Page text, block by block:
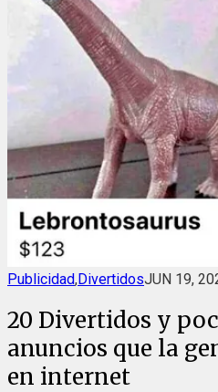
Publicidad,DivertidosJUN 19,
20 Divertidos y
anuncios que la
en internet